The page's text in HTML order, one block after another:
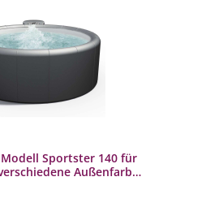
Sportster 140 für
Außenfarben